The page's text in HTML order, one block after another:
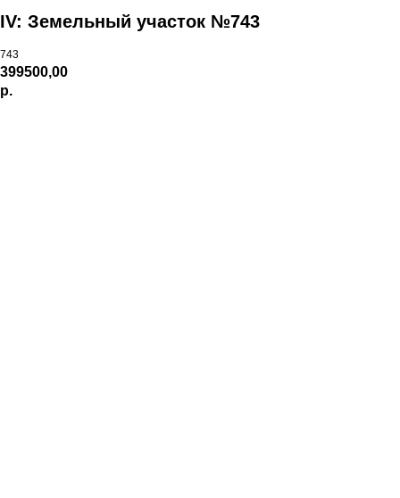
IV: Земельный участок №743
743
399500,00
р.